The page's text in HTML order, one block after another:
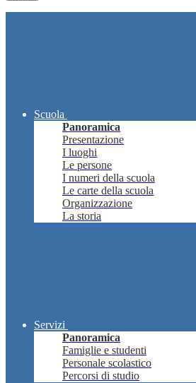
Scuola
Panoramica
Presentazione
I luoghi
Le persone
I numeri della scuola
Le carte della scuola
Organizzazione
La storia
Servizi
Panoramica
Famiglie e studenti
Personale scolastico
Percorsi di studio